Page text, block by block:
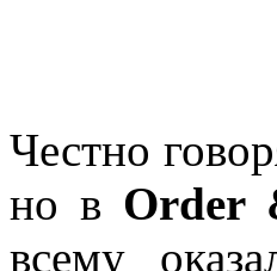
Честно
но в Order
всему